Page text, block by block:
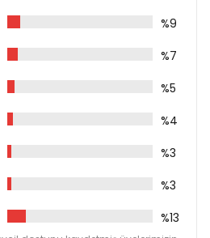
%9
%7
%5
%4
%3
%3
%13